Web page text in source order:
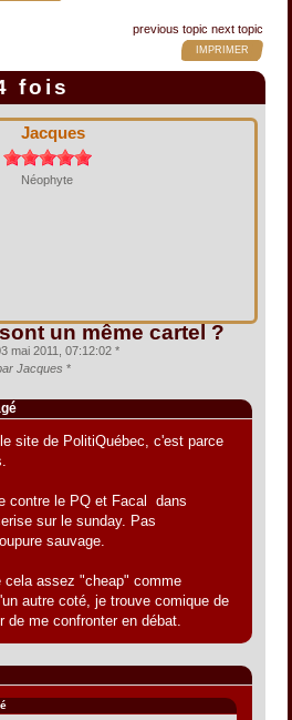
previous topic next topic
IMPRIMER
fois
Jacques
Néophyte
un même cartel ?
mai 2011, 07:12:02 *
Jacques *
site de PolitiQuébec, c'est parce
contre le PQ et Facal dans
sur le sunday. Pas
sauvage.
cela assez "cheap" comme
autre coté, je trouve comique de
de me confronter en débat.